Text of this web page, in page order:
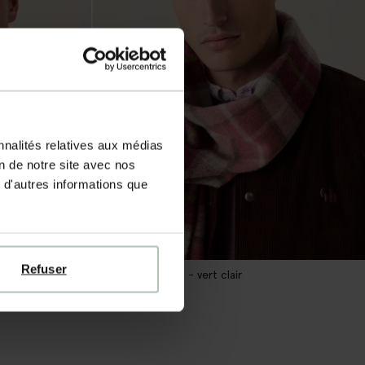
relatives aux médias
de notre site avec nos
informations que
Refuser
Bonnet en laine - vert clair
39.9912.00
1Couleur